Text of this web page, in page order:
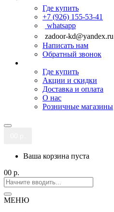
Где купить
+7 (926) 155-53-41
whatsapp
zadoor-kd@yandex.ru
Написать нам
Обратный звонок
Где купить
Акции и скидки
Доставка и оплата
О нас
Розничные магазины
Ваша корзина пуста
00 р.
МЕНЮ